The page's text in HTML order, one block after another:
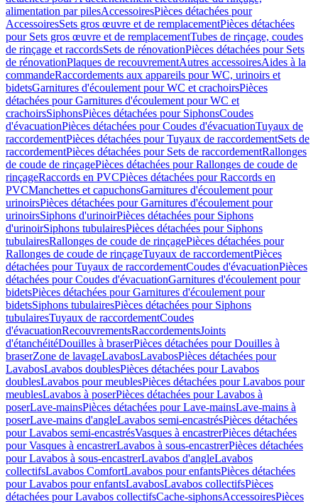
alimentation par pilesAccessoiresPièces détachées pour
AccessoiresSets gros œuvre et de remplacementPièces détachées
pour Sets gros œuvre et de remplacementTubes de rinçage, coudes
de rinçage et raccordsSets de rénovationPièces détachées pour Sets
de rénovationPlaques de recouvrementAutres accessoiresAides à la
commandeRaccordements aux appareils pour WC, urinoirs et
bidetsGarnitures d'écoulement pour WC et crachoirsPièces
détachées pour Garnitures d'écoulement pour WC et
crachoirsSiphonsPièces détachées pour SiphonsCoudes
d'évacuationPièces détachées pour Coudes d'évacuationTuyaux de
raccordementPièces détachées pour Tuyaux de raccordementSets de
raccordementPièces détachées pour Sets de raccordementRallonges
de coude de rinçagePièces détachées pour Rallonges de coude de
rinçageRaccords en PVCPièces détachées pour Raccords en
PVCManchettes et capuchonsGarnitures d'écoulement pour
urinoirsPièces détachées pour Garnitures d'écoulement pour
urinoirsSiphons d'urinoirPièces détachées pour Siphons
d'urinoirSiphons tubulairesPièces détachées pour Siphons
tubulairesRallonges de coude de rinçagePièces détachées pour
Rallonges de coude de rinçageTuyaux de raccordementPièces
détachées pour Tuyaux de raccordementCoudes d'évacuationPièces
détachées pour Coudes d'évacuationGarnitures d'écoulement pour
bidetsPièces détachées pour Garnitures d'écoulement pour
bidetsSiphons tubulairesPièces détachées pour Siphons
tubulairesTuyaux de raccordementCoudes
d'évacuationRecouvrementsRaccordementsJoints
d'étanchéitéDouilles à braserPièces détachées pour Douilles à
braserZone de lavageLavabosLavabosPièces détachées pour
LavabosLavabos doublesPièces détachées pour Lavabos
doublesLavabos pour meublesPièces détachées pour Lavabos pour
meublesLavabos à poserPièces détachées pour Lavabos à
poserLave-mainsPièces détachées pour Lave-mainsLave-mains à
poserLave-mains d'angleLavabos semi-encastrésPièces détachées
pour Lavabos semi-encastrésVasques à encastrerPièces détachées
pour Vasques à encastrerLavabos à sous-encastrerPièces détachées
pour Lavabos à sous-encastrerLavabos d'angleLavabos
collectifsLavabos ComfortLavabos pour enfantsPièces détachées
pour Lavabos pour enfantsLavabosLavabos collectifsPièces
détachées pour Lavabos collectifsCache-siphonsAccessoiresPièces